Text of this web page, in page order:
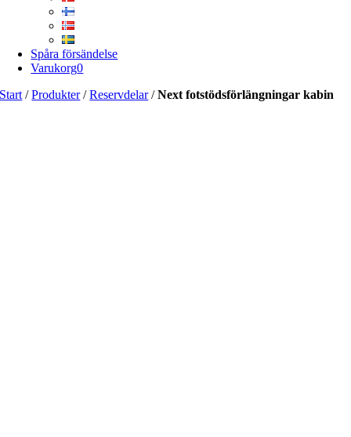
Spåra försändelse
Varukorg0
Start /Produkter/Reservdelar/Next fotstödsförlängningar kabin